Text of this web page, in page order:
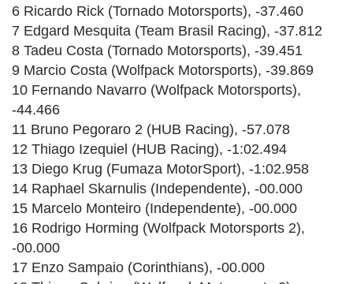
6 Ricardo Rick (Tornado Motorsports), -37.460
7 Edgard Mesquita (Team Brasil Racing), -37.812
8 Tadeu Costa (Tornado Motorsports), -39.451
9 Marcio Costa (Wolfpack Motorsports), -39.869
10 Fernando Navarro (Wolfpack Motorsports),
-44.466
11 Bruno Pegoraro 2 (HUB Racing), -57.078
12 Thiago Izequiel (HUB Racing), -1:02.494
13 Diego Krug (Fumaza MotorSport), -1:02.958
14 Raphael Skarnulis (Independente), -00.000
15 Marcelo Monteiro (Independente), -00.000
16 Rodrigo Horming (Wolfpack Motorsports 2),
-00.000
17 Enzo Sampaio (Corinthians), -00.000